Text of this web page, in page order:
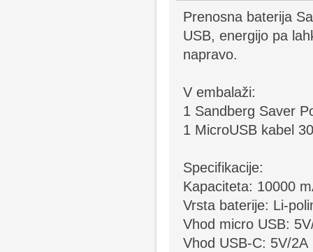
Prenosna baterija
USB, energijo pa
napravo.
V embalaži:
1 Sandberg Saver
1 MicroUSB kabel
Specifikacije:
Kapaciteta: 10000
Vrsta baterije: Li-
Vhod micro USB:
Vhod USB-C: 5V/2A